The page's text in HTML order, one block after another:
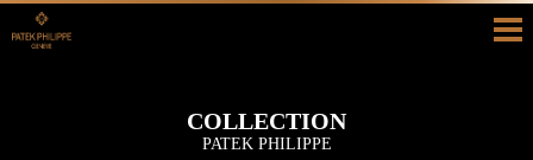
COLLECTION
PATEK PHILIPPE